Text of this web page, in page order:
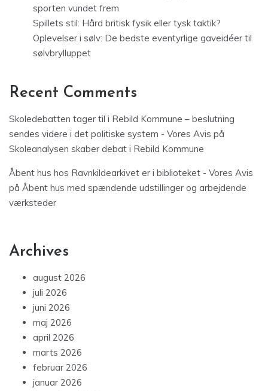
sporten vundet frem
Spillets stil: Hård britisk fysik eller tysk taktik?
Oplevelser i sølv: De bedste eventyrlige gaveidéer til
sølvbrylluppet
Recent Comments
Skoledebatten tager til i Rebild Kommune – beslutning
sendes videre i det politiske system - Vores Avis på
Skoleanalysen skaber debat i Rebild Kommune
Åbent hus hos Ravnkildearkivet er i biblioteket - Vores Avis
på Åbent hus med spændende udstillinger og arbejdende
værksteder
Archives
august 2026
juli 2026
juni 2026
maj 2026
april 2026
marts 2026
februar 2026
januar 2026